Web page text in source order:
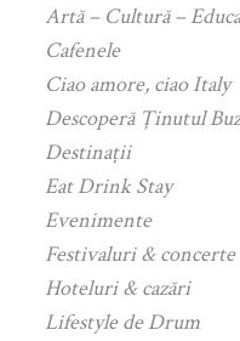
Artă – Cultură –
Cafenele
Ciao amore, ciao Italy
Descoperă Ținutul
Destinații
Eat Drink Stay
Evenimente
Festivaluri & concerte
Hoteluri & cazări
Lifestyle de Drum